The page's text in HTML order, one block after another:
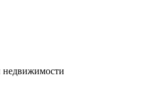
недвижимости